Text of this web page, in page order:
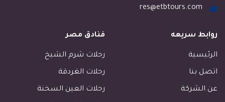
res@etbtours.com
روابط سريعه
الرئيسية
اتصل بنا
عن الشركة
فنادق مصر
رحلات شرم الشيخ
رحلات الغردقة
رحلات العين السخنة